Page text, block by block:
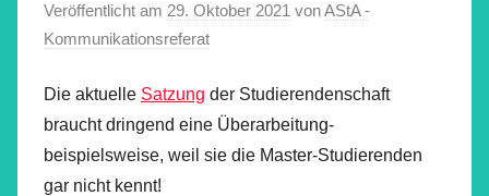
Veröffentlicht am 29. Oktober 2021 vonAStA -
Kommunikationsreferat
Die aktuelle Satzung der Studierendenschaft
braucht dringend eine Überarbeitung-
beispielsweise, weil sie die Master-Studierenden
gar nicht kennt!